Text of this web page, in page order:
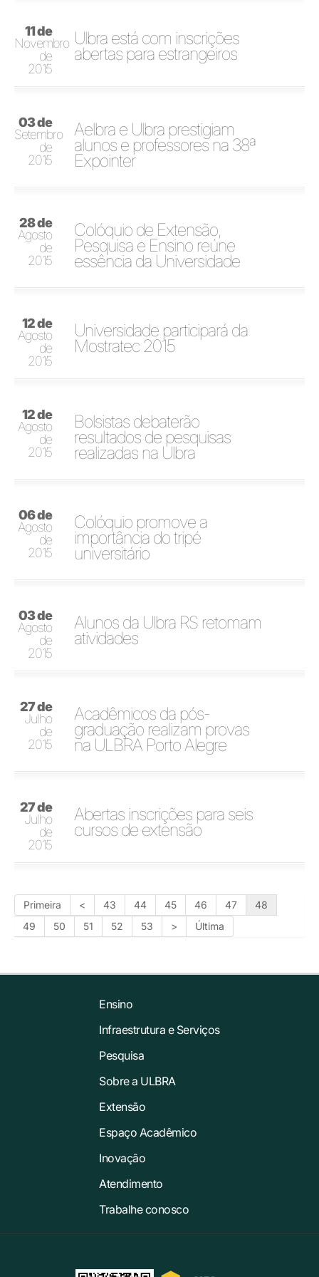
11 de
Novembro
de
2015
Ulbra está com inscrições
abertas para estrangeiros
03 de
Setembro
de
2015
Aelbra e Ulbra prestigiam
alunos e professores na 38ª
Expointer
28 de
Agosto
de
2015
Colóquio de Extensão,
Pesquisa e Ensino reúne
essência da Universidade
12 de
Agosto
de
2015
Universidade participará da
Mostratec 2015
12 de
Agosto
de
2015
Bolsistas debaterão
resultados de pesquisas
realizadas na Ulbra
06 de
Agosto
de
2015
Colóquio promove a
importância do tripé
universitário
03 de
Agosto
de
2015
Alunos da Ulbra RS retomam
atividades
27 de
Julho
de
2015
Acadêmicos da pós-
graduação realizam provas
na ULBRA Porto Alegre
27 de
Julho
de
2015
Abertas inscrições para seis
cursos de extensão
Primeira < 43 44 45 46 47
48
49
50 51 52 53 > Última
Ensino
Infraestrutura e Serviços
Pesquisa
Sobre a ULBRA
Extensão
Espaço Acadêmico
Inovação
Atendimento
Trabalhe conosco